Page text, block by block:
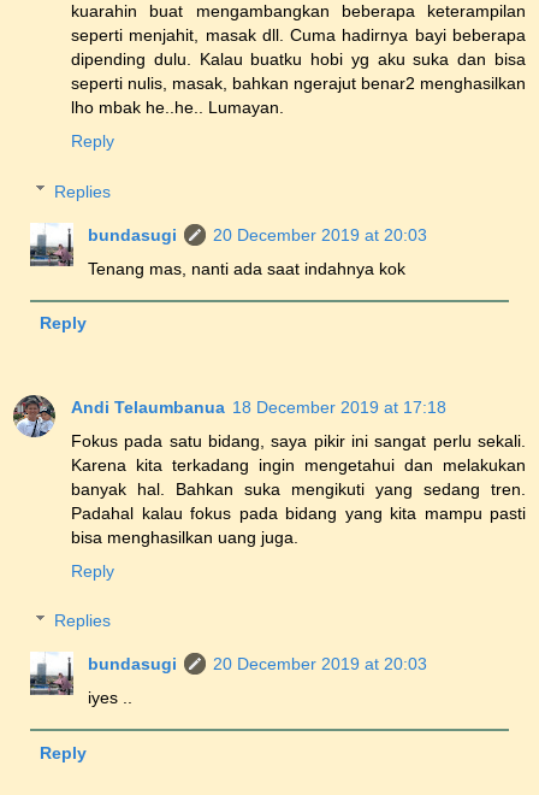
kuarahin buat mengambangkan beberapa keterampilan
seperti menjahit, masak dll. Cuma hadirnya bayi beberapa
dipending dulu. Kalau buatku hobi yg aku suka dan bisa
seperti nulis, masak, bahkan ngerajut benar2 menghasilkan
lho mbak he..he.. Lumayan.
Reply
Replies
bundasugi
20 December 2019 at 20:03
Tenang mas, nanti ada saat indahnya kok
Reply
Andi Telaumbanua 18 December 2019 at 17:18
Fokus pada satu bidang, saya pikir ini sangat perlu sekali.
Karena kita terkadang ingin mengetahui dan melakukan
banyak hal. Bahkan suka mengikuti yang sedang tren.
Padahal kalau fokus pada bidang yang kita mampu pasti
bisa menghasilkan uang juga.
Reply
Replies
bundasugi
20 December 2019 at 20:03
iyes ..
Reply